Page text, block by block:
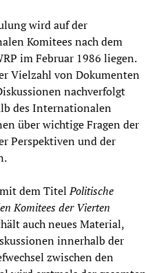
wird auf der
Komitees nach dem
im Februar 1986 liegen.
Vielzahl von Dokumenten
nachverfolgt
des Internationalen
über wichtige Fragen der
Perspektiven und der
dem TitelPolitische
Komitees der Vierten
auch neues Material,
innerhalb der
zwischen den